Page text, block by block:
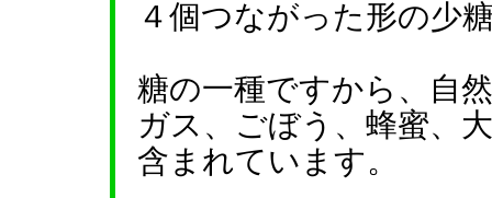
４個つながった形の少
糖の一種ですから、自
ガス、ごぼう、蜂蜜、
含まれています。